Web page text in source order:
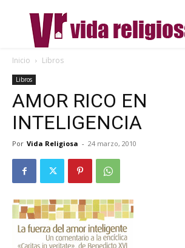
Inicio Libros
Libros
AMOR RICO EN
INTELIGENCIA
Por Vida Religiosa - 24 marzo, 2010